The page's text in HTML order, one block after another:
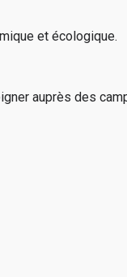
et écologique.
auprès des